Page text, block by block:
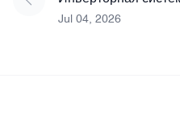
Jul 04, 2026